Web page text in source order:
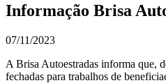
Informação Brisa
07/11/2023
A Brisa Autoestradas informa que,
fechadas para trabalhos de